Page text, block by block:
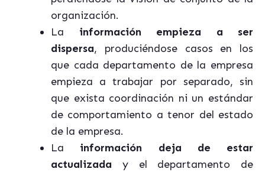
organización.
La información empieza a ser
dispersa, produciéndose casos en los
que cada departamento de la empresa
empieza a trabajar por separado, sin
que exista coordinación ni un estándar
de comportamiento a tenor del estado
de la empresa.
La información deja de estar
actualizada y el departamento de